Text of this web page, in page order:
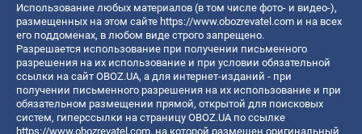
Использование любых материалов (в том числе фото- и видео-),
размещенных на этом сайте https://www.obozrevatel.com и на всех
его поддоменах, в любом виде строго запрещено.
Разрешается использование при получении письменного
разрешения на их использование и при условии обязательной
ссылки на сайт OBOZ.UA, а для интернет-изданий - при
получении письменного разрешения на их использование и при
обязательном размещении прямой, открытой для поисковых
систем, гиперссылки на страницу OBOZ.UA по ссылке
https://www.obozrevatel.com, на которой размещен оригинальный